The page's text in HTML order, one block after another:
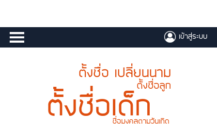
เข้าสู่ระบบ
ตั้งชื่อ เปลี่ยนนาม
ตั้งชื่อลูก
ตั้งชื่อเด็ก
ชื่อมงคลตามวันเกิด